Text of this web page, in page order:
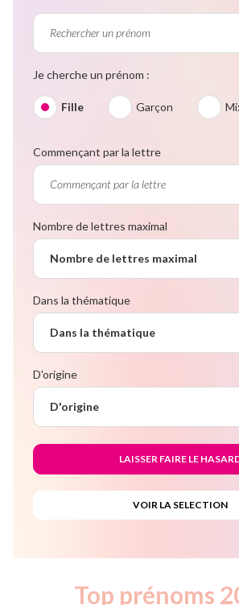
Je cherche un prénom :
Fille Garçon
Commençant par la lettre
Nombre de lettres maximal
Nombre de lettres maximal
Dans la thématique
Dans la thématique
D'origine
D'origine
Top prénoms